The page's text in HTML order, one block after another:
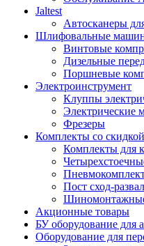
Jaltest
Автосканеры
Шлифовальные
Винтовые
Дизельные
Поршневые
Электроинструмент
Клуппы
Электрические
Фрезеры
Комплекты со скидкой
Комплекты для
Пост сход-развал
Акционные товары
БУ оборудование для
Оборудование для